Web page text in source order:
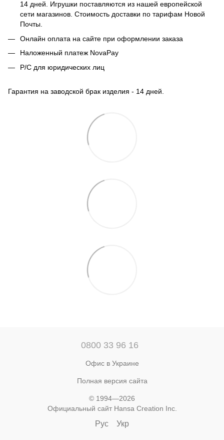
14 дней. Игрушки поставляются из нашей европейской
сети магазинов. Стоимость доставки по тарифам Новой
Почты.
Онлайн оплата на сайте при оформлении заказа
Наложенный платеж NovaPay
Р/С для юридических лиц
Гарантия на заводской брак изделия - 14 дней.
0800 33 96 16
Офис в Украине
Полная версия сайта
© 1994—2026
Официальный сайт Hansa Creation Inc.
Рус Укр